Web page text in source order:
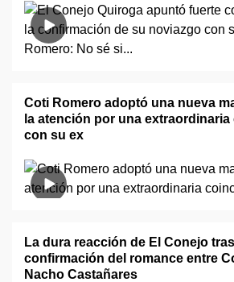
Coti Romero adoptó una nueva
la atención por una
con su ex
La dura reacción de El Conejo
confirmación del romance entre
Nacho Castañares